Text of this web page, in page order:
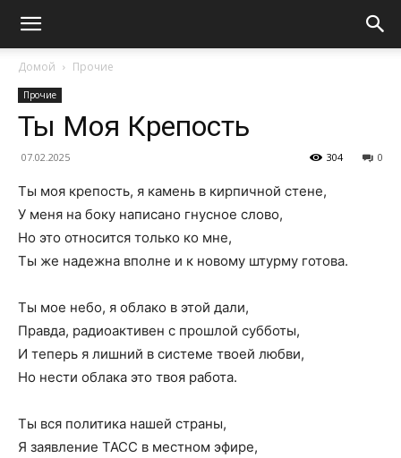
Домой Прочие
Прочие
Ты Моя Крепость
07.02.2025 0
304
Ты моя крепость, я камень в кирпичной стене,
У меня на боку написано гнусное слово,
Но это относится только ко мне,
Ты же надежна вполне и к новому штурму готова.
Ты мое небо, я облако в этой дали,
Правда, радиоактивен с прошлой субботы,
И теперь я лишний в системе твоей любви,
Но нести облака это твоя работа.
Ты вся политика нашей страны,
Я заявление ТАСС в местном эфире,